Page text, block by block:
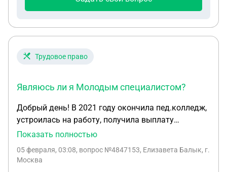
Трудовое право
Являюсь ли я Молодым специалистом?
Добрый день! В 2021 году окончила пед.колледж,
устроилась на работу, получила выплату
"молодой специалист". В 2025 году получаю
диплому на работу впервые. Являюсь ли я
Показать полностью
05 февраля, 03:08, вопрос №4847153, Елизавета Балык, г.
Москва